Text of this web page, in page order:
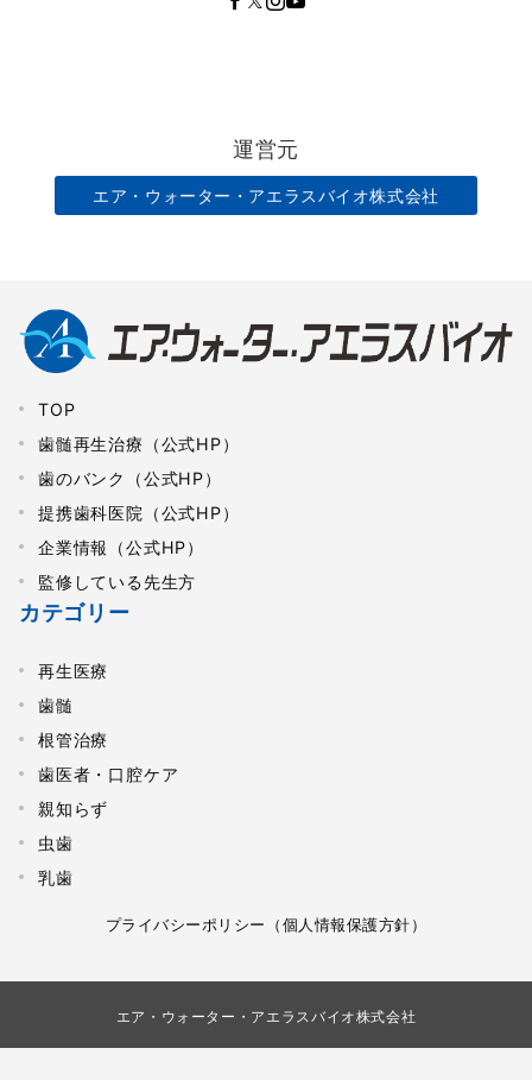
運営元
エア・ウォーター・アエラスバイオ株式会社
TOP
歯髄再生治療（公式HP）
歯のバンク（公式HP）
提携歯科医院（公式HP）
企業情報（公式HP）
監修している先生方
カテゴリー
再生医療
歯髄
根管治療
歯医者・口腔ケア
親知らず
虫歯
乳歯
プライバシーポリシー（個人情報保護方針）
エア・ウォーター・アエラスバイオ株式会社